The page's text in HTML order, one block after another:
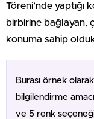
Töreni’nde yaptığı
birbirine bağlayan,
konuma sahip
Burası örnek
bilgilendirme
ve 5 renk seçeneği